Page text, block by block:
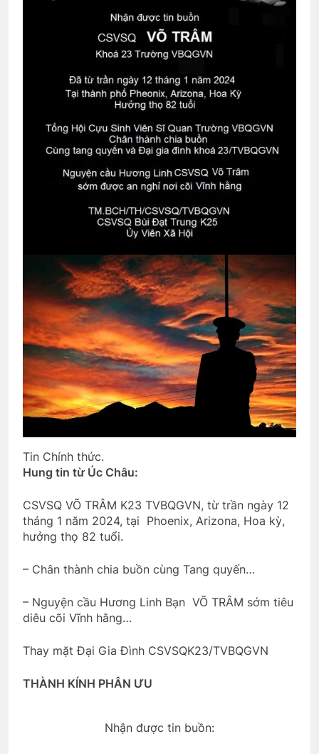
Happy New Year 2024
3 Years Ago
Khúc nhạc mừng xuân
HOA ĐÀO (Lỗ Tấn)
3 Years Ago
TIẾC THƯƠNG
3 Years Ago
AI NHỚ HƠN AI
2 Years Ago
YÊU NGHĨA LÀ YÊU?
3 Years Ago
Chuyện của tôi
3 Years Ago
NẾU ANH CHƯA NÓI
3 Years Ago
CTBCTY Tập III chương 32
3 Years Ago
2 Years Ago
CHỖ Ở CAO SANG (Rabindranath
Tagore)
Đêm Xuân
2 Years Ago
3 Years Ago
Tin Chính thức.
Hung tin từ Úc Châu:
CSVSQ VÕ TRÂM K23 TVBQGVN, từ trần ngày 12
tháng 1 năm 2024, tại Phoenix, Arizona, Hoa kỳ,
hưởng thọ 82 tuổi.
– Chân thành chia buồn cùng Tang quyến…
– Nguyện cầu Hương Linh Bạn VÕ TRÂM sớm tiêu
diêu cõi Vĩnh hằng…
Thay mặt Đại Gia Đình CSVSQK23/TVBQGVN
THÀNH KÍNH PHÂN ƯU
Nhận được tin buồn: